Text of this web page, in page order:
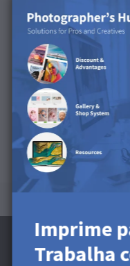
Disponível
produtos
Este produto está
Mini Leporello.
Imprime
Trabalha